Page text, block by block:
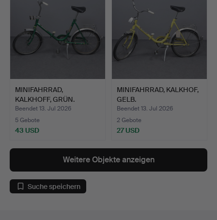
MINIFAHRRAD,
KALKHOFF, GRÜN.
Beendet 13. Jul 2026
5 Gebote
43 USD
MINIFAHRRAD, KALKHOF,
GELB.
Beendet 13. Jul 2026
2 Gebote
27 USD
Weitere Objekte anzeigen
Suche speichern